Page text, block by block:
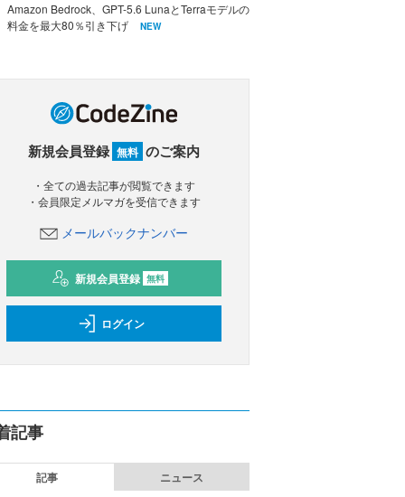
Amazon Bedrock、GPT-5.6 LunaとTerraモデルの
料金を最大80％引き下げ
NEW
新規会員登録 無料 のご案内
・全ての過去記事が閲覧できます
・会員限定メルマガを受信できます
メールバックナンバー
新規会員登録 無料
ログイン
記事
記事 ニュース